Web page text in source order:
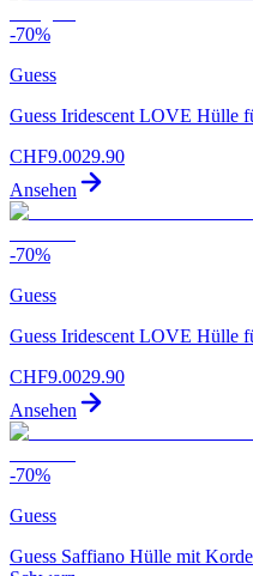
-70%
Guess
Guess Iridescent LOVE Hülle
CHF9.0029.90
Ansehen
-70%
Guess
Guess Iridescent LOVE Hülle
CHF9.0029.90
Ansehen
-70%
Guess
Guess Saffiano Hülle mit